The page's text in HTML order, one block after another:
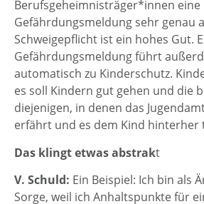
Berufsgeheimnisträger*innen eine
Gefährdungsmeldung sehr genau
Schweigepflicht ist ein hohes Gut.
Gefährdungsmeldung führt
automatisch zu Kinderschutz.
es soll Kindern gut gehen und die
diejenigen, in denen das
erfährt und es dem Kind hinterher
Das klingt etwas abstrakt
V. Schuld: Ein Beispiel: Ich bin als
Sorge, weil ich Anhaltspunkte für